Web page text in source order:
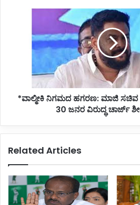
ವಿರುದ್ಧ*ವಾಲ್ಮೀಕಿ ನಿಗಮದ ಹಗರಣ: ಮಾಜಿ ಸಚಿವ
30 ಜನರ ವಿರುದ್ಧ ಚಾರ್ಜ್
Related Articles